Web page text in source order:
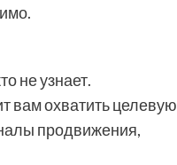
не узнает.
вам охватить целевую
продвижения,